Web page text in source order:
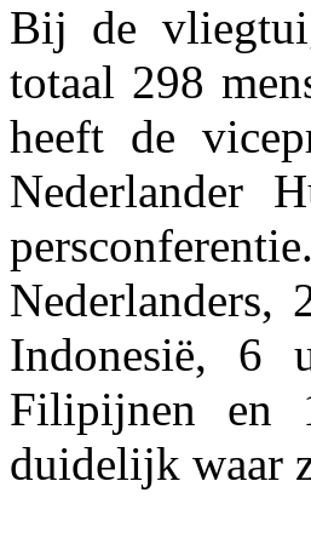
Bij de
totaal 298
heeft de
Nederlander
Nederlanders,
Indonesië, 6
Filipijnen en
duidelijk waar